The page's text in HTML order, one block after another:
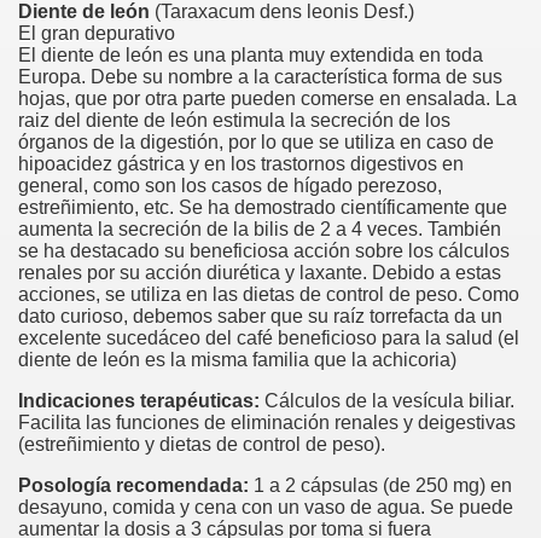
Diente de león (Taraxacum dens leonis Desf.)
El gran depurativo
El diente de león es una planta muy extendida en toda
Europa. Debe su nombre a la característica forma de sus
hojas, que por otra parte pueden comerse en ensalada. La
raiz del diente de león estimula la secreción de los
órganos de la digestión, por lo que se utiliza en caso de
hipoacidez gástrica y en los trastornos digestivos en
general, como son los casos de hígado perezoso,
estreñimiento, etc. Se ha demostrado científicamente que
aumenta la secreción de la bilis de 2 a 4 veces. También
se ha destacado su beneficiosa acción sobre los cálculos
renales por su acción diurética y laxante. Debido a estas
acciones, se utiliza en las dietas de control de peso. Como
dato curioso, debemos saber que su raíz torrefacta da un
excelente sucedáceo del café beneficioso para la salud (el
diente de león es la misma familia que la achicoria)
Indicaciones terapéuticas: Cálculos de la vesícula biliar.
Facilita las funciones de eliminación renales y deigestivas
(estreñimiento y dietas de control de peso).
Posología recomendada: 1 a 2 cápsulas (de 250 mg) en
desayuno, comida y cena con un vaso de agua. Se puede
aumentar la dosis a 3 cápsulas por toma si fuera